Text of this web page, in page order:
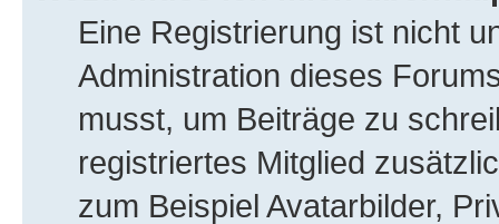
Eine Registrierung ist nicht
Administration dieses
musst, um Beiträge zu
registriertes Mitglied
zum Beispiel Avatarbilder,